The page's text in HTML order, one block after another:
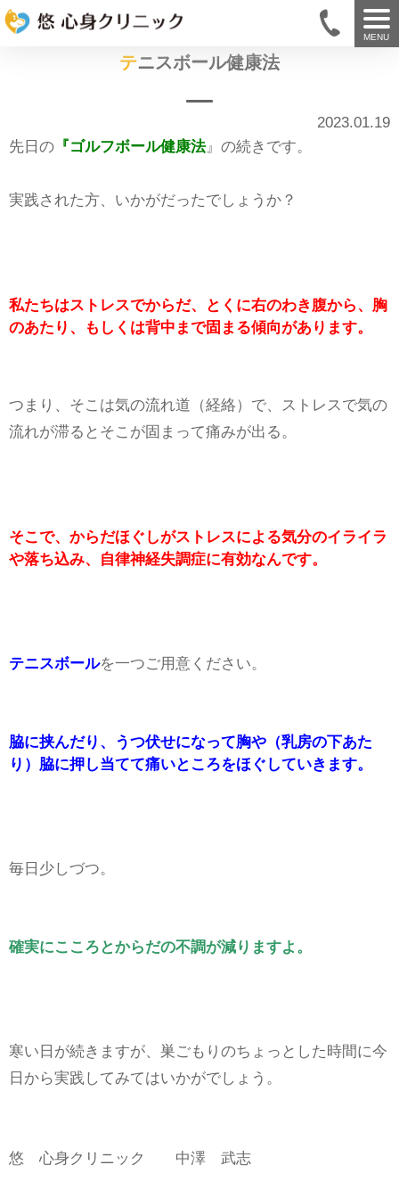
MENU
テニスボール健康法
2023.01.19
先日の 『ゴルフボール健康法』の続きです。
実践された方、いかがだったでしょうか？
私たちはストレスでからだ、とくに右のわき腹から、胸
のあたり、もしくは背中まで固まる傾向があります。
つまり、そこは気の流れ道（経絡）で、ストレスで気の
流れが滞るとそこが固まって痛みが出る。
そこで、からだほぐしがストレスによる気分のイライラ
や落ち込み、自律神経失調症に有効なんです。
テニスボールを一つご用意ください。
脇に挟んだり、うつ伏せになって胸や（乳房の下あた
り）脇に押し当てて痛いところをほぐしていきます。
毎日少しづつ。
確実にこころとからだの不調が減りますよ。
寒い日が続きますが、巣ごもりのちょっとした時間に今
日から実践してみてはいかがでしょう。
悠 心身クリニック 中澤 武志